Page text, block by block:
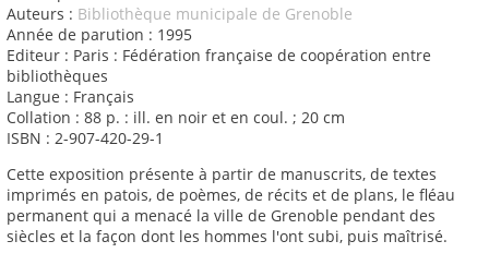
Auteurs : Bibliothèque municipale de Grenoble
Année de parution : 1995
Editeur : Paris : Fédération française de coopération entre
bibliothèques
Langue : Français
Collation : 88 p. : ill. en noir et en coul. ; 20 cm
ISBN : 2-907-420-29-1
Cette exposition présente à partir de manuscrits, de textes
imprimés en patois, de poèmes, de récits et de plans, le fléau
permanent qui a menacé la ville de Grenoble pendant des
siècles et la façon dont les hommes l'ont subi, puis maîtrisé.